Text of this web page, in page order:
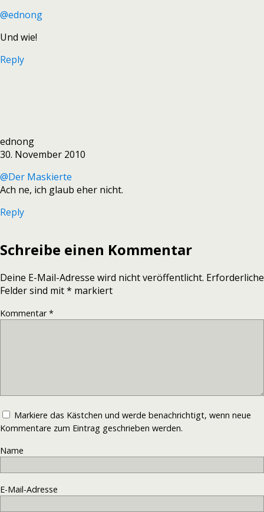
@ednong
Und wie!
Reply
ednong
30. November 2010
@Der Maskierte
Ach ne, ich glaub eher nicht.
Reply
Schreibe einen Kommentar
Deine E-Mail-Adresse wird nicht veröffentlicht. Erforderliche
Felder sind mit* markiert
Kommentar*
Markiere das Kästchen und werde benachrichtigt, wenn neue
Kommentare zum Eintrag geschrieben werden.
Name
E-Mail-Adresse